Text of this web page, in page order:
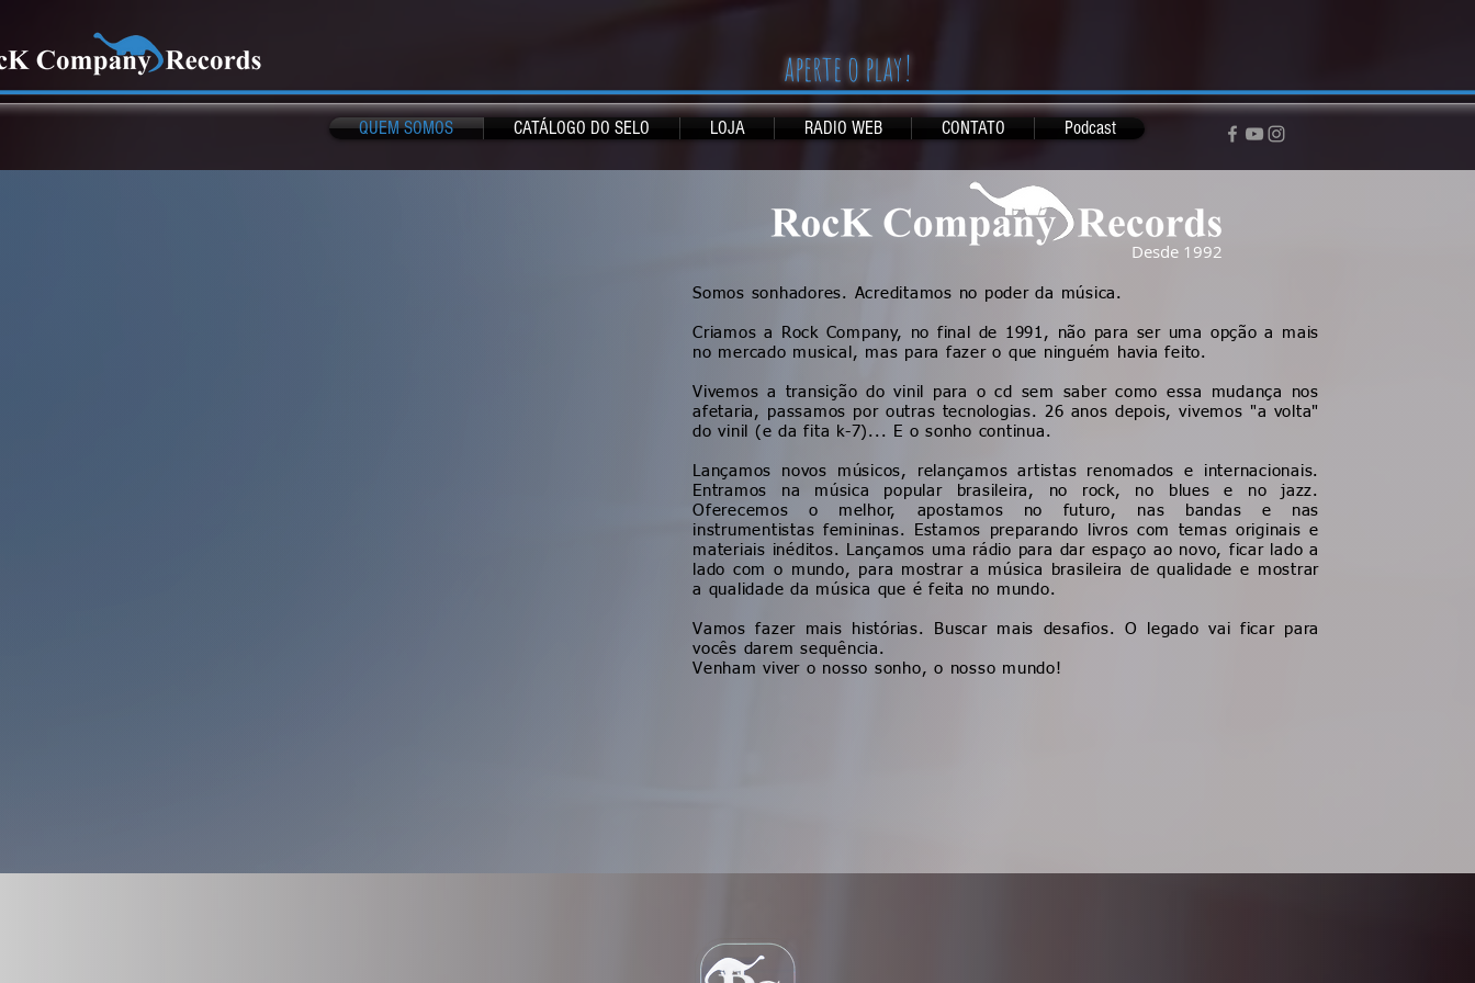
aperte o play!
QUEM SOMOS CATÁLOGO DO SELO LOJA RADIO WEB CONTATO Podcast
Desde 1992
Somos sonhadores. Acreditamos no poder da música.
Criamos a Rock Company, no final de 1991, não para ser uma opção a mais
no mercado musical, mas para fazer o que ninguém havia feito.
Vivemos a transição do vinil para o cd sem saber como essa mudança nos
afetaria, passamos por outras tecnologias. 26 anos depois, vivemos "a volta"
do vinil (e da fita k-7)... E o sonho continua.
Lançamos novos músicos, relançamos artistas renomados e internacionais.
Entramos na música popular brasileira, no rock, no blues e no jazz.
Oferecemos o melhor, apostamos no futuro, nas bandas e nas
instrumentistas femininas. Estamos preparando livros com temas originais e
materiais inéditos. Lançamos uma rádio para dar espaço ao novo, ficar lado a
lado com o mundo, para mostrar a música brasileira de qualidade e mostrar
a qualidade da música que é feita no mundo.
Vamos fazer mais histórias. Buscar mais desafios. O legado vai ficar para
vocês darem sequência.
Venham viver o nosso sonho, o nosso mundo!